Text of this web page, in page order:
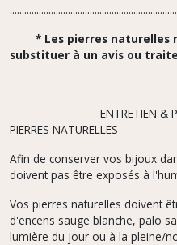
* Les pierres naturelles
substituer à un avis ou
ENTRETIEN &
PIERRES NATURELLES
Afin de conserver vos bijoux
doivent pas être exposés à
Vos pierres naturelles doivent
d'encens sauge blanche, palo
lumière du jour ou à la pleine/